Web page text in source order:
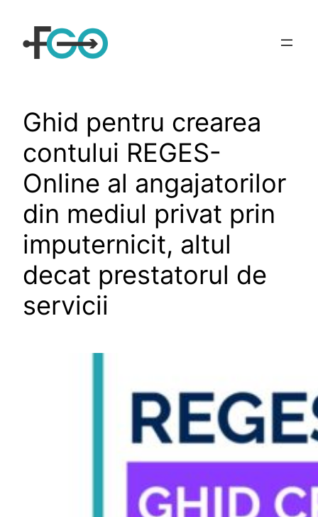
conținut
Ghid pentru crearea
contului REGES-
Online al angajatorilor
din mediul privat prin
imputernicit, altul
decat prestatorul de
servicii